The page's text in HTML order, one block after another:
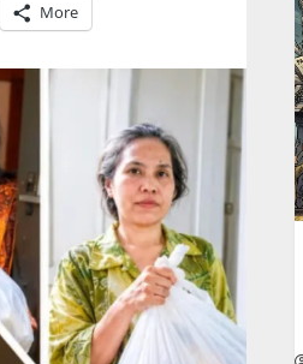
More